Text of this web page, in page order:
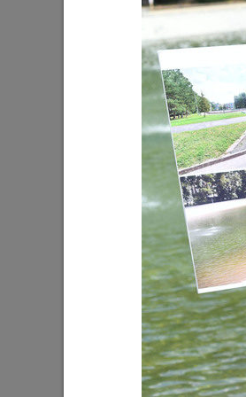
Ильсур Метшин: «Входная
Ленинский сад станет
Мэр Казани поблагодарил